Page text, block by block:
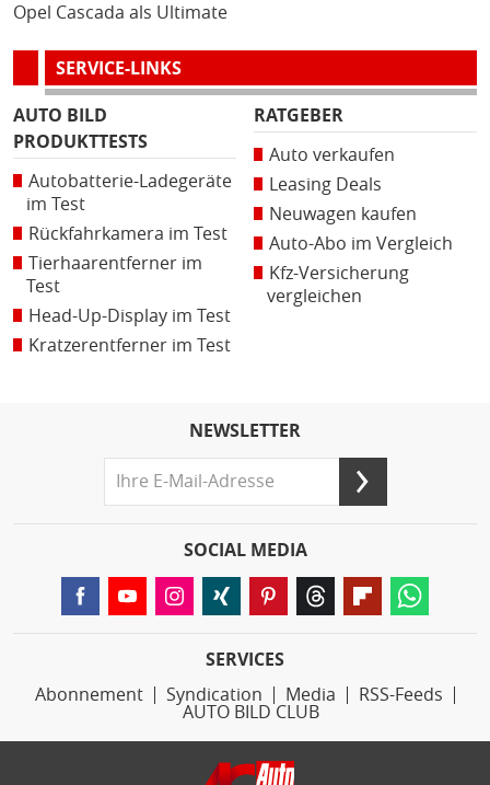
Opel Cascada als Ultimate
SERVICE-LINKS
AUTO BILD
PRODUKTTESTS
Autobatterie-Ladegeräte
im Test
Rückfahrkamera im Test
Tierhaarentferner im
Test
Head-Up-Display im Test
Kratzerentferner im Test
RATGEBER
Auto verkaufen
Leasing Deals
Neuwagen kaufen
Auto-Abo im Vergleich
Kfz-Versicherung
vergleichen
NEWSLETTER
SOCIAL MEDIA
SERVICES
Abonnement
Syndication Media
RSS-Feeds
AUTO BILD CLUB